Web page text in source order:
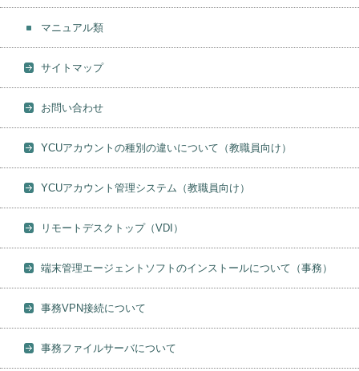
マニュアル類
サイトマップ
お問い合わせ
YCUアカウントの種別の違いについて（教職員向け）
YCUアカウント管理システム（教職員向け）
リモートデスクトップ（VDI）
端末管理エージェントソフトのインストールについて（事務）
事務VPN接続について
事務ファイルサーバについて